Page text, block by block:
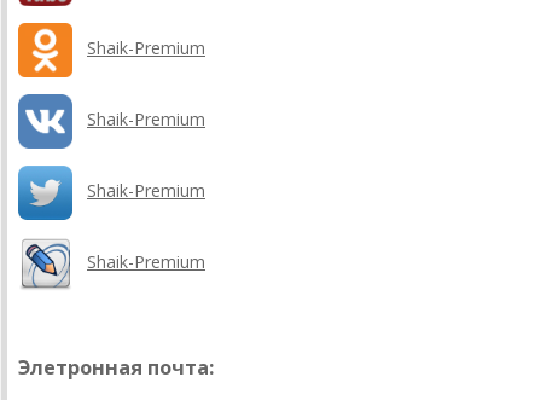
Shaik-Premium
Shaik-Premium
Shaik-Premium
Shaik-Premium
Элетронная почта: